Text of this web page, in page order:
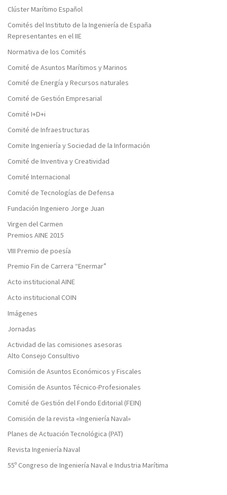
Clúster Marítimo Español
Comités del Instituto de la Ingeniería de España
Representantes en el IIE
Normativa de los Comités
Comité de Asuntos Marítimos y Marinos
Comité de Energía y Recursos naturales
Comité de Gestión Empresarial
Comité I+D+i
Comité de Infraestructuras
Comite Ingeniería y Sociedad de la Información
Comité de Inventiva y Creatividad
Comité Internacional
Comité de Tecnologías de Defensa
Fundación Ingeniero Jorge Juan
Virgen del Carmen
Premios AINE 2015
VIII Premio de poesía
Premio Fin de Carrera “Enermar”
Acto institucional AINE
Acto institucional COIN
Imágenes
Jornadas
Actividad de las comisiones asesoras
Alto Consejo Consultivo
Comisión de Asuntos Económicos y Fiscales
Comisión de Asuntos Técnico-Profesionales
Comité de Gestión del Fondo Editorial (FEIN)
Comisión de la revista «Ingeniería Naval»
Planes de Actuación Tecnológica (PAT)
Revista Ingeniería Naval
55º Congreso de Ingeniería Naval e Industria Marítima